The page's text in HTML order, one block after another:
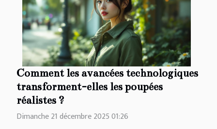
Comment les avancées technologiques
transforment-elles les poupées
réalistes ?
Dimanche 21 décembre 2025 01:26